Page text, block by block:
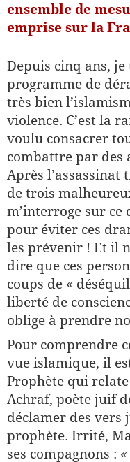
ensemble de
emprise sur la
Depuis cinq ans,
programme de
très bien
violence. C’est la
voulu consacrer
combattre par des
Après l’assassinat
de trois
m’interroge sur
pour éviter ces
les prévenir ! Et il
dire que ces
coups de «
liberté de
oblige à prendre
Pour comprendre
vue islamique, il
Prophète qui relate
Achraf, poète juif
déclamer des vers
prophète. Irrité,
ses compagnons :